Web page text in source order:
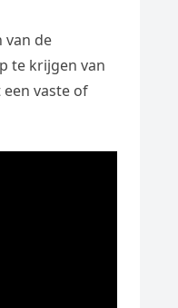
van de
te krijgen van
vaste of